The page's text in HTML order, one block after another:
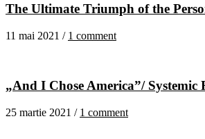
The Ultimate Triumph of the
11 mai 2021 / 1 comment
„And I Chose America”/ Systemic
25 martie 2021 / 1 comment